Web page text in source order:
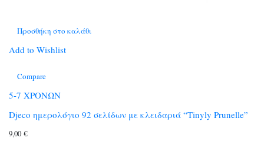
Προσθήκη στο καλάθι
Add to Wishlist
Compare
5-7 ΧΡΟΝΩΝ
Djeco ημερολόγιο 92 σελίδων με κλειδαριά “Τinyly Prunelle”
9,00 €